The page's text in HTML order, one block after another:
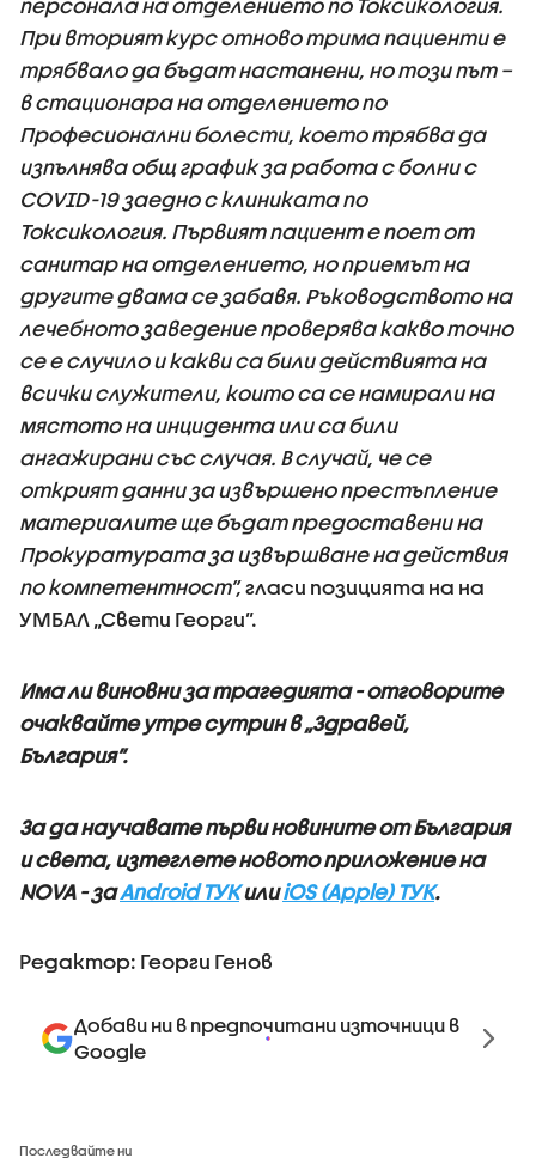
персонала на отделението по Токсикология.
При вторият курс отново трима пациенти е
трябвало да бъдат настанени, но този път –
в стационара на отделението по
Професионални болести, което трябва да
изпълнява общ график за работа с болни с
COVID-19 заедно с клиниката по
Токсикология. Първият пациент е поет от
санитар на отделението, но приемът на
другите двама се забавя. Ръководството на
лечебното заведение проверява какво точно
се е случило и какви са били действията на
всички служители, които са се намирали на
мястото на инцидента или са били
ангажирани със случая. В случай, че се
открият данни за извършено престъпление
материалите ще бъдат предоставени на
Прокуратурата за извършване на действия
по компетентност”,гласи позицията на на
УМБАЛ „Свети Георги”.
Има ли виновни за трагедията - отговорите
очаквайте утре сутрин в „Здравей,
България”.
За да научавате първи новините от България
и света, изтеглете новото приложение на
NOVA - заAndroid ТУКилиiOS (Apple) ТУК.
Редактор: Георги Генов
Добави ни в предпочитани източници в
Google
Последвайте ни